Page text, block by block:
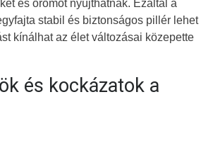
és örömöt nyújthatnak. Ezáltal a
stabil és biztonságos pillér lehet
kínálhat az élet változásai közepette
és kockázatok a